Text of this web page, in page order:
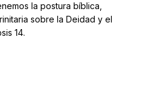
la postura bíblica,
sobre la Deidad y el
14.